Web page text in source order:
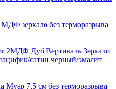
зеркало без терморазрыва
2МДФ Дуб Вертикаль Зеркало
сатин черный/эмалит
Муар 7,5 см без терморазрыва